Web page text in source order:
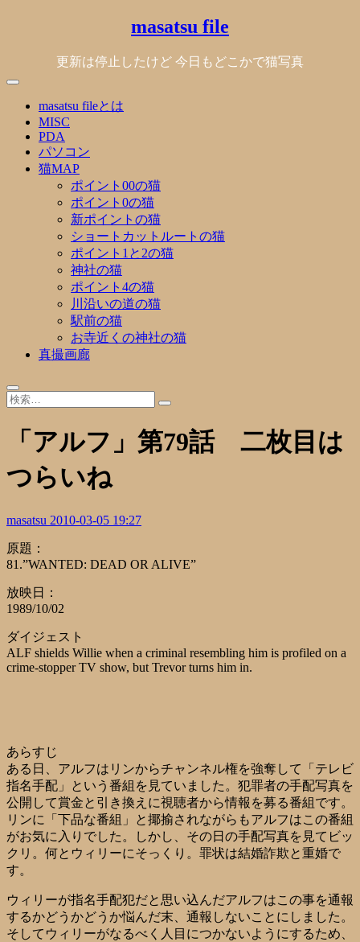
masatsu file
更新は停止したけど 今日もどこかで猫写真
masatsu fileとは
MISC
PDA
パソコン
猫MAP
ポイント00の猫
ポイント0の猫
新ポイントの猫
ショートカットルートの猫
ポイント1と2の猫
神社の猫
ポイント4の猫
川沿いの道の猫
駅前の猫
お寺近くの神社の猫
真撮画廊
「アルフ」第79話 二枚目は
つらいね
masatsu 2010-03-05 19:27
原題：
81.”WANTED: DEAD OR ALIVE”
放映日：
1989/10/02
ダイジェスト
ALF shields Willie when a criminal resembling him is profiled on a
crime-stopper TV show, but Trevor turns him in.
あらすじ
ある日、アルフはリンからチャンネル権を強奪して「テレビ
指名手配」という番組を見ていました。犯罪者の手配写真を
公開して賞金と引き換えに視聴者から情報を募る番組です。
リンに「下品な番組」と揶揄されながらもアルフはこの番組
がお気に入りでした。しかし、その日の手配写真を見てビッ
クリ。何とウィリーにそっくり。罪状は結婚詐欺と重婚で
す。
ウィリーが指名手配犯だと思い込んだアルフはこの事を通報
するかどうかどうか悩んだ末、通報しないことにしました。
そしてウィリーがなるべく人目につかないようにするため、